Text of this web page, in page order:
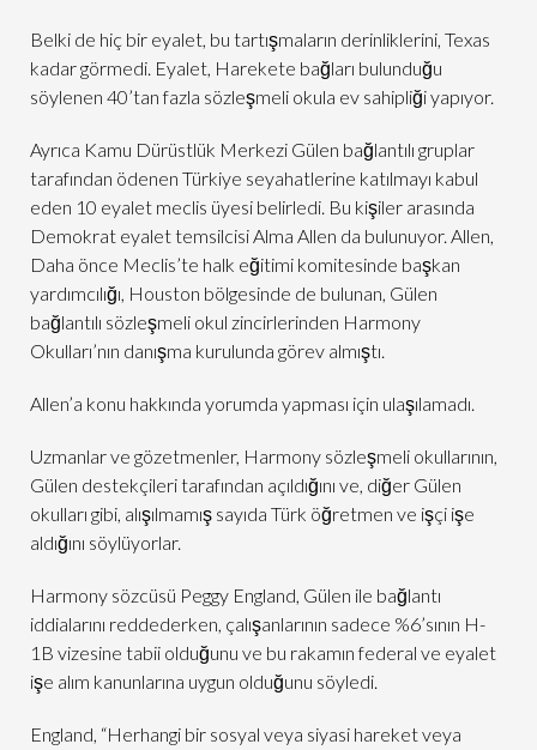
Belki de hiç bir eyalet, bu tartışmaların derinliklerini, Texas
kadar görmedi. Eyalet, Harekete bağları bulunduğu
söylenen 40’tan fazla sözleşmeli okula ev sahipliği yapıyor.
Ayrıca Kamu Dürüstlük Merkezi Gülen bağlantılı gruplar
tarafından ödenen Türkiye seyahatlerine katılmayı kabul
eden 10 eyalet meclis üyesi belirledi. Bu kişiler arasında
Demokrat eyalet temsilcisi Alma Allen da bulunuyor. Allen,
Daha önce Meclis’te halk eğitimi komitesinde başkan
yardımcılığı, Houston bölgesinde de bulunan, Gülen
bağlantılı sözleşmeli okul zincirlerinden Harmony
Okulları’nın danışma kurulunda görev almıştı.
Allen’a konu hakkında yorumda yapması için ulaşılamadı.
Uzmanlar ve gözetmenler, Harmony sözleşmeli okullarının,
Gülen destekçileri tarafından açıldığını ve, diğer Gülen
okulları gibi, alışılmamış sayıda Türk öğretmen ve işçi işe
aldığını söylüyorlar.
Harmony sözcüsü Peggy England, Gülen ile bağlantı
iddialarını reddederken, çalışanlarının sadece %6’sının H-
1B vizesine tabii olduğunu ve bu rakamın federal ve eyalet
işe alım kanunlarına uygun olduğunu söyledi.
England, “Herhangi bir sosyal veya siyasi hareket veya